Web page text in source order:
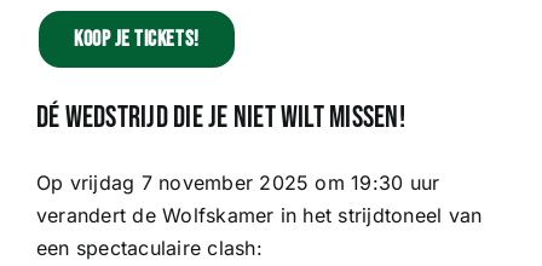
Sponsoren
ClubTV
Koop je tickets!
Dé wedstrijd die je niet wilt missen!
Op vrijdag 7 november 2025 om 19:30 uur
verandert de Wolfskamer in het strijdtoneel van
een spectaculaire clash: